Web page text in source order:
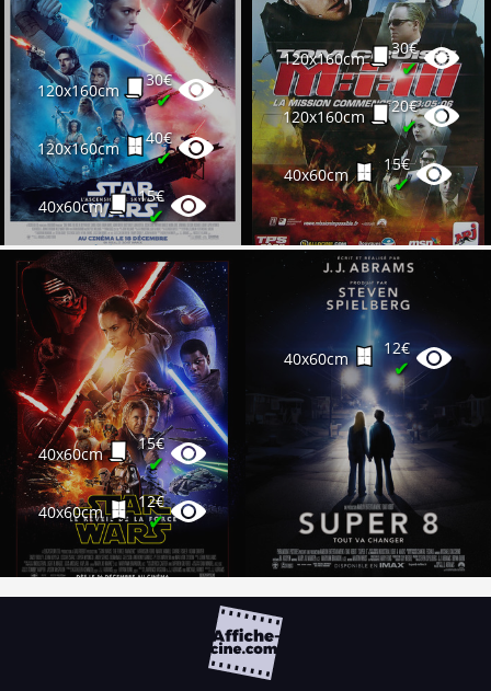
120x160cm
30€
✔
120x160cm
40€
✔
40x60cm
15€
✔
120x160cm
25€
✔
120x160cm
30€
✔
120x160cm
30€
✔
120x160cm
20€
✔
40x60cm
15€
✔
40x60cm
15€
✔
40x60cm
12€
✔
40x60cm
12€
✔